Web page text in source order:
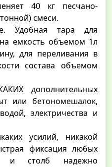
40 кг песчано-
смеси.
Удобная тара для
емкость объемом 1л
для переливания в
состава объемом
дополнительных
или бетономешалок,
электричества и
усилий, никакой
фиксация любых
столб надежно